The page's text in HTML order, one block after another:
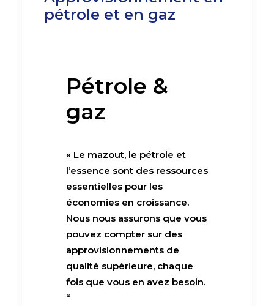
pétrole et en gaz
Pétrole &
gaz
« Le mazout, le pétrole et
l’essence sont des ressources
essentielles pour les
économies en croissance.
Nous nous assurons que vous
pouvez compter sur des
approvisionnements de
qualité supérieure, chaque
fois que vous en avez besoin.
“